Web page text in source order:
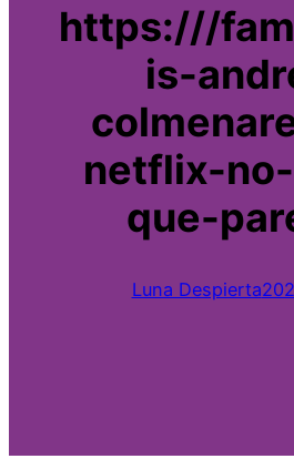
https:///
is-
netflix-
que-
Luna Despierta